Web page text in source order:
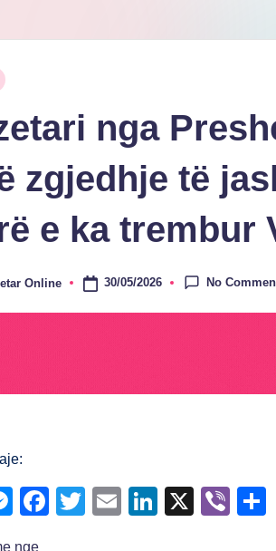
nga
zgjedhje të
e ka trembur
Online 30/05/2026 No
M
F
T
E
Li
X
Vi
nge